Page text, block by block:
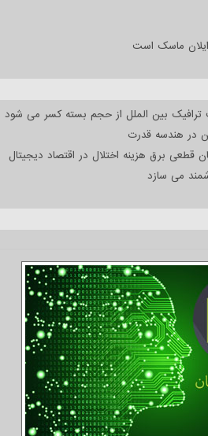
ماسک است
ترافیک بین الملل از حجم بسته کسر می شود
در هندسه قدرت
قطعی برق هزینه اختلال در اقتصاد دیجیتال
می سازد